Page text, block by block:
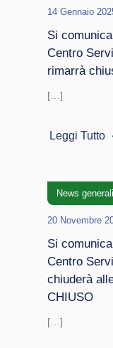
14 Gennaio
Si
Centro
rimarrà
[…]
Leggi Tutto
News generali
20 Novembre
Si
Centro
chiuderà
CHIUSO
[…]